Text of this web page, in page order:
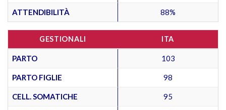
ATTENDIBILITÀ 88%
GESTIONALI ITA
PARTO 103
PARTO FIGLIE 98
CELL. SOMATICHE 95